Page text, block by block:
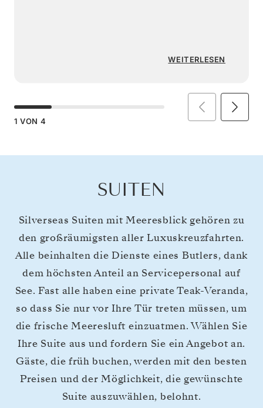
WEITERLESEN
1 VON 4
SUITEN
Silverseas Suiten mit Meeresblick gehören zu
den großräumigsten aller Luxuskreuzfahrten.
Alle beinhalten die Dienste eines Butlers, dank
dem höchsten Anteil an Servicepersonal auf
See. Fast alle haben eine private Teak-Veranda,
so dass Sie nur vor Ihre Tür treten müssen, um
die frische Meeresluft einzuatmen. Wählen Sie
Ihre Suite aus und fordern Sie ein Angebot an.
Gäste, die früh buchen, werden mit den besten
Preisen und der Möglichkeit, die gewünschte
Suite auszuwählen, belohnt.